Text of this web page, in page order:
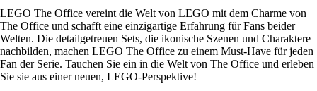
LEGO The Office vereint die Welt von LEGO mit dem Charme von
The Office und schafft eine einzigartige Erfahrung für Fans beider
Welten. Die detailgetreuen Sets, die ikonische Szenen und Charaktere
nachbilden, machen LEGO The Office zu einem Must-Have für jeden
Fan der Serie. Tauchen Sie ein in die Welt von The Office und erleben
Sie sie aus einer neuen, LEGO-Perspektive!